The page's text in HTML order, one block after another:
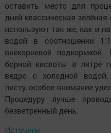
оставить место для
дней классическая зелёная
используют так же, как и
водой в соотношении
внекорневой
борной кислоты в литре
ведро с холодной
листу, особое внимание
Процедуру лучше
безветренный день.
Источник